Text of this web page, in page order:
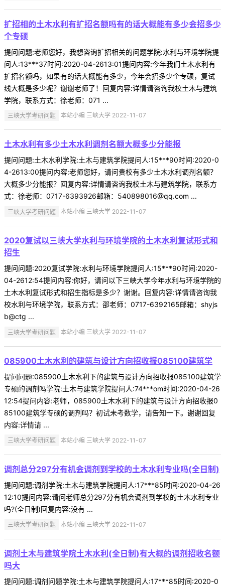
扩招相的土木水利有扩招名额吗有的话大概能有多少会招多少
个专硕
提问问题:老师您好，我想咨询扩招相关的问题学院:水利与环境学院提
问人:13***37时间:2020-04-2613:01提问内容:今年我们土木水利有
扩招名额吗，如果有的话大概能有多少，今年会招多少个专硕，复试
线大概是多少呢？谢谢老师了！回复内容:详情请咨询我校土木与建筑
学院，联系方式：徐老师：071 ...
三峡大学考研问题 本站小编 三峡大学 2022-11-07
土木水利有多少土木水利调剂名额大概多少分能报
提问问题:土木水利学院:土木与建筑学院提问人:15***90时间:2020-0
4-2613:00提问内容:老师您好，请问贵校有多少土木水利调剂名额？
大概多少分能报？回复内容:详情请咨询我校土木与建筑学院，联系方
式：徐老师：0717-6393926邮箱：540898016@qq.com ...
三峡大学考研问题 本站小编 三峡大学 2022-11-07
2020复试以三峡大学水利与环境学院的土木水利复试形式和
招生
提问问题:2020复试学院:水利与环境学院提问人:15***90时间:2020-
04-2612:54提问内容:你好，请问以下三峡大学今年水利与环境学院的
土木水利复试形式和招生指标是多少？谢谢。回复内容:详情请咨询我
校水利与环境学院，联系方式：邵老师：0717-6392165邮箱：shyjs
b@ctg ...
三峡大学考研问题 本站小编 三峡大学 2022-11-07
085900土木水利的建筑与设计方向招收报085100建筑学
提问问题:085900土木水利下的建筑与设计方向招收报085100建筑学
专硕的调剂吗学院:土木与建筑学院提问人:74***om时间:2020-04-26
12:54提问内容:老师，085900土木水利下的建筑与设计方向招收报0
85100建筑学专硕的调剂吗？初试未考数学，请告知一下。谢谢回复
内容:详情请 ...
三峡大学考研问题 本站小编 三峡大学 2022-11-07
调剂总分297分有机会调剂到学校的土木水利专业吗(全日制)
提问问题:调剂学院:土木与建筑学院提问人:17***85时间:2020-04-26
12:10提问内容:请问老师总分297分有机会调剂到学校的土木水利专业
吗?(全日制)回复内容:没有 ...
三峡大学考研问题 本站小编 三峡大学 2022-11-07
调剂土木与建筑学院土木水利(全日制)有大概的调剂招收名额
吗大
提问问题:调剂问题学院:土木与建筑学院提问人:17***85时间:2020-0